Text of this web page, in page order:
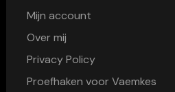
Mijn account
Over mij
Privacy Policy
Proefhaken voor Vaemkes